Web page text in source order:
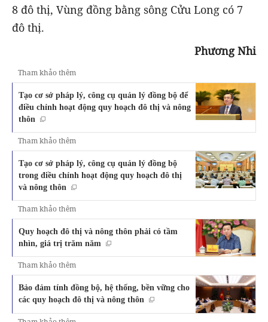
8 đô thị, Vùng đồng bằng sông Cửu Long có 7
đô thị.
Phương Nhi
Tham khảo thêm
Tạo cơ sở pháp lý, công cụ quản lý đồng bộ để
điều chỉnh hoạt động quy hoạch đô thị và nông
thôn
Tham khảo thêm
Tạo cơ sở pháp lý, công cụ quản lý đồng bộ
trong điều chỉnh hoạt động quy hoạch đô thị
và nông thôn
Tham khảo thêm
Quy hoạch đô thị và nông thôn phải có tầm
nhìn, giá trị trăm năm
Tham khảo thêm
Bảo đảm tính đồng bộ, hệ thống, bền vững cho
các quy hoạch đô thị và nông thôn